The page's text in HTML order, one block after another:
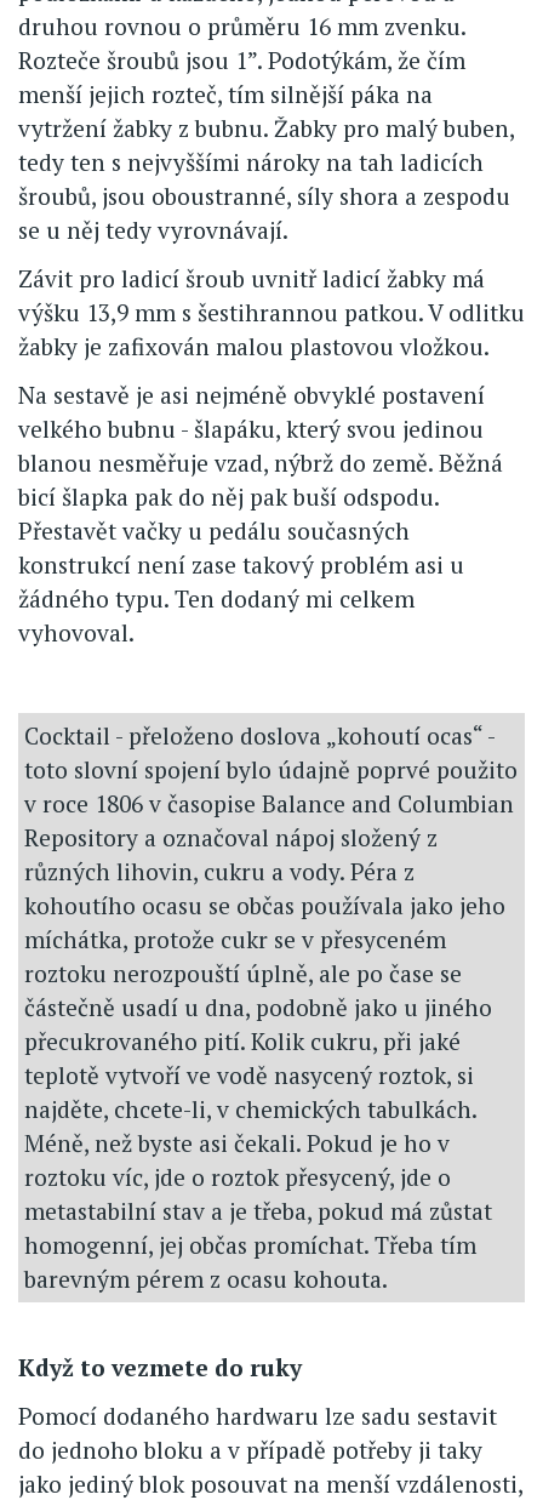
druhou rovnou o průměru 16 mm zvenku.
Rozteče šroubů jsou 1”. Podotýkám, že čím
menší jejich rozteč, tím silnější páka na
vytržení žabky z bubnu. Žabky pro malý buben,
tedy ten s nejvyššími nároky na tah ladicích
šroubů, jsou oboustranné, síly shora a zespodu
se u něj tedy vyrovnávají.
Závit pro ladicí šroub uvnitř ladicí žabky má
výšku 13,9 mm s šestihrannou patkou. V odlitku
žabky je zafixován malou plastovou vložkou.
Na sestavě je asi nejméně obvyklé postavení
velkého bubnu - šlapáku, který svou jedinou
blanou nesměřuje vzad, nýbrž do země. Běžná
bicí šlapka pak do něj pak buší odspodu.
Přestavět vačky u pedálu současných
konstrukcí není zase takový problém asi u
žádného typu. Ten dodaný mi celkem
vyhovoval.
Cocktail - přeloženo doslova „kohoutí ocas“ -
toto slovní spojení bylo údajně poprvé použito
v roce 1806 v časopise Balance and Columbian
Repository a označoval nápoj složený z
různých lihovin, cukru a vody. Péra z
kohoutího ocasu se občas používala jako jeho
míchátka, protože cukr se v přesyceném
roztoku nerozpouští úplně, ale po čase se
částečně usadí u dna, podobně jako u jiného
přecukrovaného pití. Kolik cukru, při jaké
teplotě vytvoří ve vodě nasycený roztok, si
najděte, chcete-li, v chemických tabulkách.
Méně, než byste asi čekali. Pokud je ho v
roztoku víc, jde o roztok přesycený, jde o
metastabilní stav a je třeba, pokud má zůstat
homogenní, jej občas promíchat. Třeba tím
barevným pérem z ocasu kohouta.
Když to vezmete do ruky
Pomocí dodaného hardwaru lze sadu sestavit
do jednoho bloku a v případě potřeby ji taky
jako jediný blok posouvat na menší vzdálenosti,